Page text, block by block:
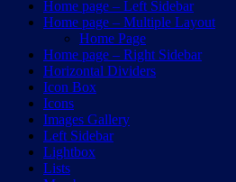
Home page – Left Sidebar
Home page – Multiple Layout
Home Page
Home page – Right Sidebar
Horizontal Dividers
Icon Box
Icons
Images Gallery
Left Sidebar
Lightbox
Lists